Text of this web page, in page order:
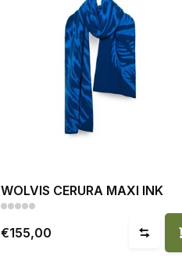
WOLVIS CERURA MAXI INK
€155,00